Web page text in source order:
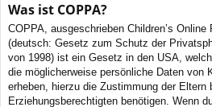
Was ist COPPA?
COPPA, ausgeschrieben Children’s
(deutsch: Gesetz zum Schutz der
von 1998) ist ein Gesetz in den USA,
die möglicherweise persönliche Daten von
erheben, hierzu die Zustimmung der Eltern
Erziehungsberechtigten benötigen. Wenn